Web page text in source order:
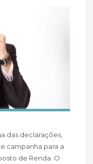
das declarações,
campanha para a
de Renda. O